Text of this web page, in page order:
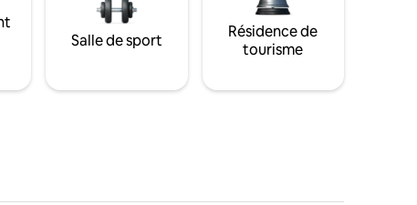
Salle de sport
Résidence de
tourisme